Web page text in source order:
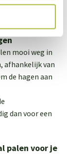
lagere kant
mooi weg in
afhankelijk van
de hagen aan
dan voor een
palen voor je